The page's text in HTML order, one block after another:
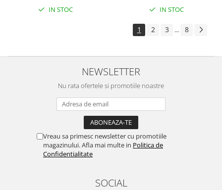
IN STOC IN STOC
1 2 3 ... 8
NEWSLETTER
Nu rata ofertele si promotiile noastre
Vreau sa primesc newsletter cu promotiile
magazinului. Afla mai multe in Politica de
Confidentialitate
SOCIAL